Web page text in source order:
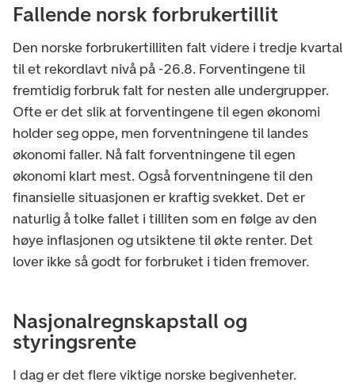
Fallende norsk forbrukertillit
Den norske forbrukertilliten falt videre i tredje kvartal
til et rekordlavt nivå på -26.8. Forventingene til
fremtidig forbruk falt for nesten alle undergrupper.
Ofte er det slik at forventingene til egen økonomi
holder seg oppe, men forventningene til landes
økonomi faller. Nå falt forventningene til egen
økonomi klart mest. Også forventningene til den
finansielle situasjonen er kraftig svekket. Det er
naturlig å tolke fallet i tilliten som en følge av den
høye inflasjonen og utsiktene til økte renter. Det
lover ikke så godt for forbruket i tiden fremover.
Nasjonalregnskapstall og
styringsrente
I dag er det flere viktige norske begivenheter.